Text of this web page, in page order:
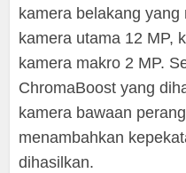
kamera belakang
kamera utama 12 MP,
kamera makro 2 MP.
ChromaBoost yang
kamera bawaan
menambahkan
dihasilkan.